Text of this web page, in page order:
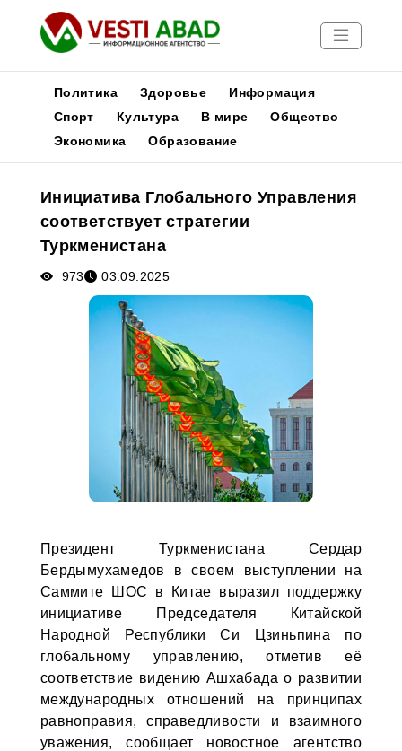
Новости
Медиа
Афиша
Политика Здоровье
Информация
Спорт
Культура В мире
Общество
Экономика
Образование
Инициатива Глобального Управления
соответствует стратегии
Туркменистана
973 03.09.2025
Президент Туркменистана Сердар
Бердымухамедов в своем выступлении на
Саммите ШОС в Китае выразил поддержку
инициативе Председателя Китайской
Народной Республики Си Цзиньпина по
глобальному управлению, отметив её
соответствие видению Ашхабада о развитии
международных отношений на принципах
равноправия, справедливости и взаимного
уважения, сообщает новостное агентство